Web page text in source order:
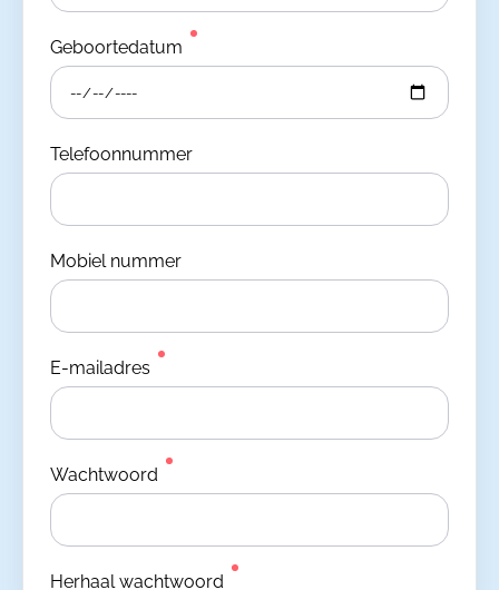
Geboortedatum
Telefoonnummer
Mobiel nummer
E-mailadres
Wachtwoord
Herhaal wachtwoord